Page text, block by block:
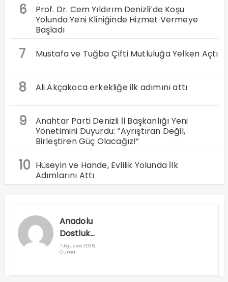
6
Prof. Dr. Cem Yıldırım Denizli’de Koşu
Yolunda Yeni Kliniğinde Hizmet Vermeye
Başladı
7 Mustafa ve Tuğba Çifti Mutluluğa Yelken Açtı
8 Ali Akçakoca erkekliğe ilk adımını attı
9
Anahtar Parti Denizli İl Başkanlığı Yeni
Yönetimini Duyurdu: “Ayrıştıran Değil,
Birleştiren Güç Olacağız!”
10 Hüseyin ve Hande, Evlilik Yolunda İlk
Adımlarını Attı
Anadolu
Dostluk
Rallisi
7 Ağustos 2026,
Cuma